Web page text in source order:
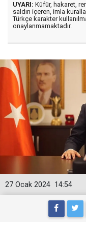
UYARI: Küfür, hakaret,
saldırı içeren, imla
Türkçe karakter
onaylanmamaktadır.
14:54
27 Ocak 2024